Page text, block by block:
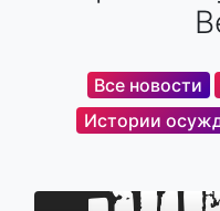
Все новости
Истории